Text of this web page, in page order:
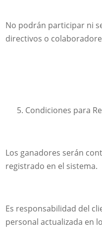
No podrán participar ni
directivos o
Condiciones para
Los ganadores serán
registrado en el sistema.
Es responsabilidad del
personal actualizada en